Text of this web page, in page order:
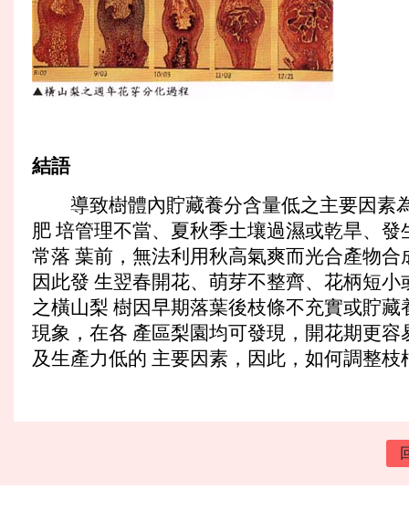
結語
導致樹體內貯藏養分含量低之主要因素
肥 培管理不當、夏秋季土壤過濕或乾旱、
常落 葉前，無法利用秋高氣爽而光合產物
因此發 生翌春開花、萌芽不整齊、花柄短
之橫山梨 樹因早期落葉後枝條不充實或貯
現象，在各 產區梨園均可發現，開花期更
及生產力低的 主要因素，因此，如何調整